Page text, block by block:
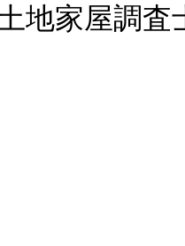
地家屋調査